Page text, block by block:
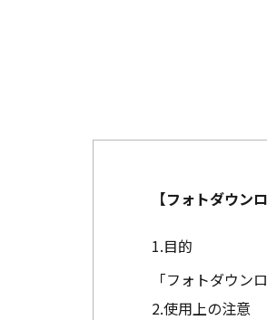
【フォトダウン
目的
「フォトダウン
使用上の注意